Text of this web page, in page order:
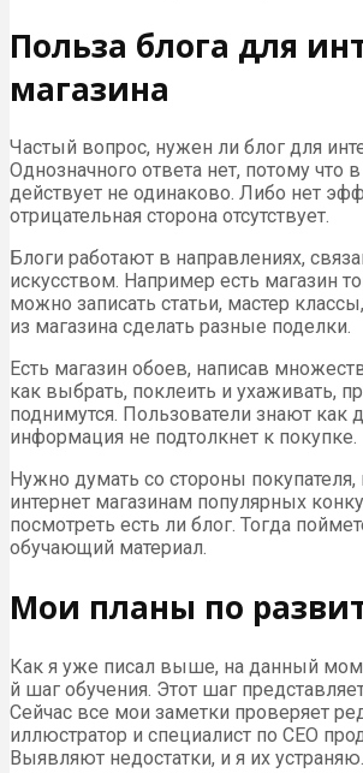
Польза блога для
магазина
Частый вопрос, нужен ли блог для
Однозначного ответа нет, потому что
действует не одинаково. Либо нет
отрицательная сторона отсутствует.
Блоги работают в направлениях,
искусством. Например есть магазин
можно записать статьи, мастер
из магазина сделать разные поделки.
Есть магазин обоев, написав
как выбрать, поклеить и ухаживать,
поднимутся. Пользователи знают как
информация не подтолкнет к покупке.
Нужно думать со стороны покупателя,
интернет магазинам популярных
посмотреть есть ли блог. Тогда
обучающий материал.
Мои планы по
Как я уже писал выше, на данный
й шаг обучения. Этот шаг
Сейчас все мои заметки проверяет
иллюстратор и специалист по СЕО
Выявляют недостатки, и я их устраняю.